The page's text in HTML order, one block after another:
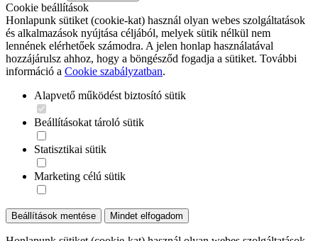
Cookie beállítások
Honlapunk sütiket (cookie-kat) használ olyan webes szolgáltatások
és alkalmazások nyújtása céljából, melyek sütik nélkül nem
lennének elérhetőek számodra. A jelen honlap használatával
hozzájárulsz ahhoz, hogy a böngésződ fogadja a sütiket. További
információ a Cookie szabályzatban.
Alapvető működést biztosító sütik
Beállításokat tároló sütik
Statisztikai sütik
Marketing célú sütik
Beállítások mentése Mindet elfogadom